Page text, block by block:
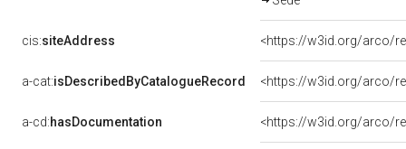
cis:siteAddress <https://w3id.org/arco/
a-cat:isDescribedByCatalogueRecord <https://w3id.org/arco/
a-cd:hasDocumentation